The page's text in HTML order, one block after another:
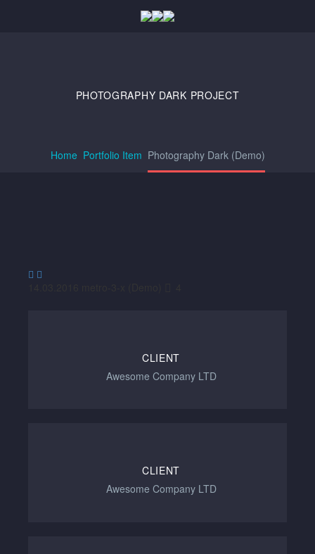
PHOTOGRAPHY DARK PROJECT
Home Portfolio Item Photography Dark (Demo)
 
CLIENT
Awesome Company LTD
CLIENT
Awesome Company LTD